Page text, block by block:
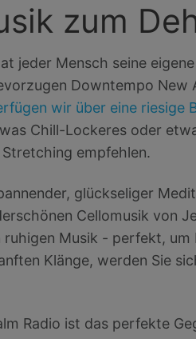
zum
jeder Mensch seine
Downtempo New
wir über eine riesige
Chill-Lockeres oder
empfehlen.
glückseliger
Cellomusik von
Musik - perfekt, um
Klänge, werden Sie
Radio ist das perfekte